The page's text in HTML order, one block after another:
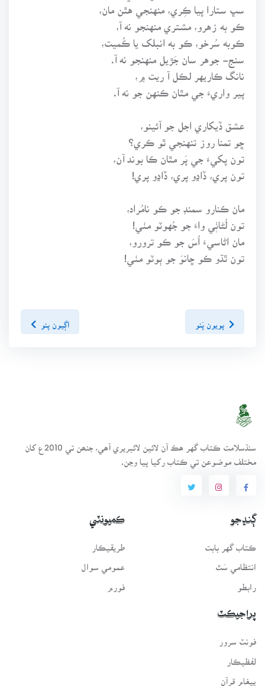
سڀ ستارا پيا ڪِري، منهنجي هٿن مان،
ڪو به زهرو، مشتري منهنجو نه آ،
ڪوبه سُرخو، ڪو به انبلک يا ڪُميت،
سنج- جوهر سان جَڙيل منهنجو نه آ.
نانگ ڪاريهر لڪل آ ريت ۾،
پير واريءَ جي مٿان ڪنهن جو نه آ.
عشق ڏيکاري اجل جو آئينو،
ڇو تمنا روز تنهنجي ٿو ڪري؟
تون پکيءَ جي پَر مٿان ڪا بوند آن،
تون پري، ڏاڍو پري، ڏاڍو پري!
مان ڪنارو سمنڊ جو ڪو نامُراد،
تون لُڻاٺٖي واءَ جو جُهوٽو مٺي!
مان اڻاسيءَ اُسَ جو ڪو ترورو،
تون ٿڌو ڪو ڇانوَ جو ٻوٽو مٺي!
اڳيون پنو
سنڌسلامت ڪتاب گهر ھڪ آن لائين لائبريري آھي، جنھن تي 2010ع کان
مختلف موضوعن تي ڪتاب رکيا پيا وڃن.
ڳنڍجو
ڪتاب گهر بابت
انتظامي سَٿ
رابطو
ڪميونٽي
طريقيڪار
عمومي سوال
فورم
پراجيڪٽ
فونٽ سرور
لفظيڪار
پيغامِ قرآن